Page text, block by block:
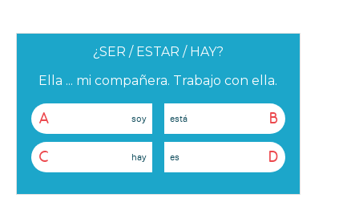
¿SER / ESTAR / HAY?
Ella ... mi compañera. Trabajo con ella.
A soy B
está
C hay D
es